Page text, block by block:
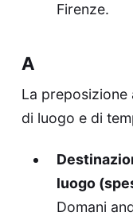
Firenze.
A
La preposizione
di luogo e di
luogo
Domani